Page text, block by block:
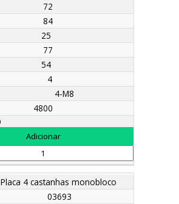
72
84
25
77
54
4
4-M8
4800
Placa 4 castanhas monobloco
03693